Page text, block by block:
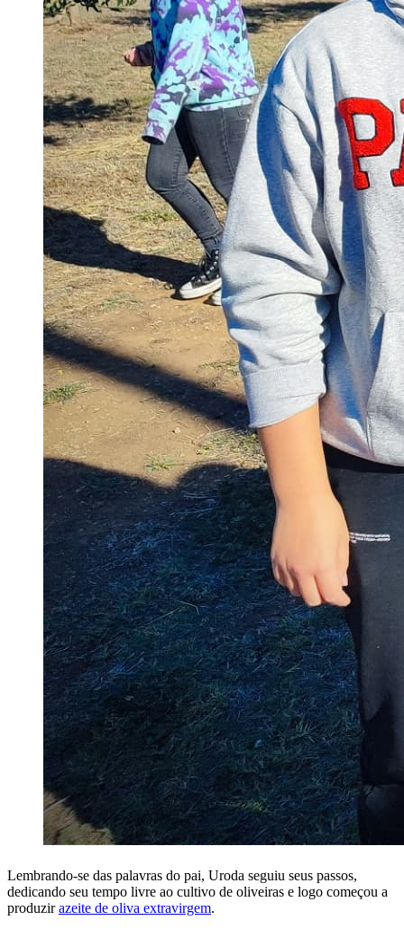
Lembrando-se das palavras do pai, Uroda seguiu seus passos,
dedicando seu tempo livre ao cultivo de oliveiras e logo começou a
produzirazeite de oliva extravirgem.